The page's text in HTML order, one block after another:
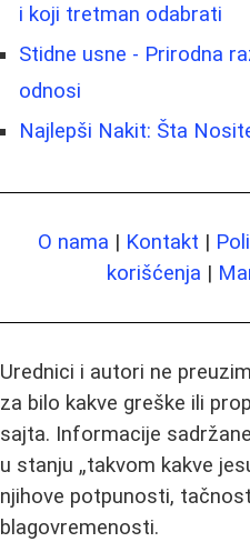
i koji tretman odabrati
Stidne usne - Prirodna
odnosi
Najlepši Nakit: Šta
O nama | Kontakt |
korišćenja |
Urednici i autori ne
za bilo kakve greške ili
sajta. Informacije
u stanju „takvom kakve
njihove potpunosti,
blagovremenosti.